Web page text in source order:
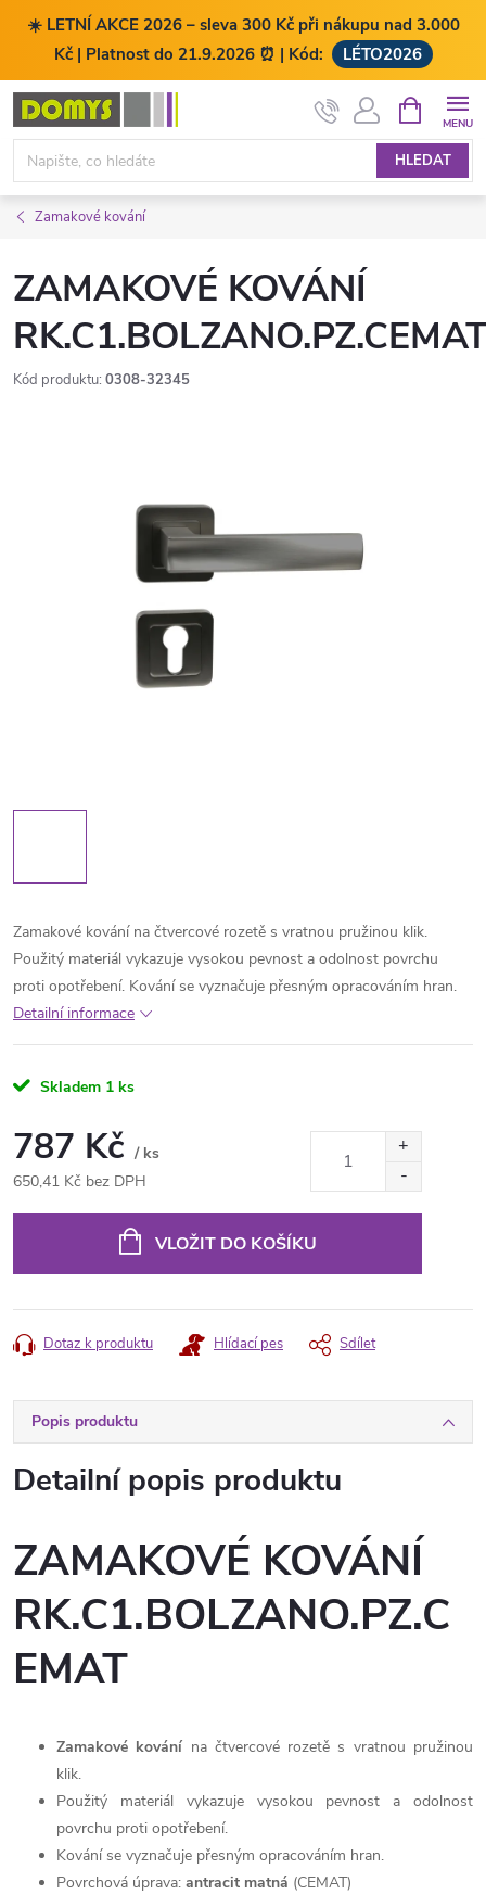
☀️ LETNÍ AKCE 2026 – sleva 300 Kč při nákupu nad 3.000
Kč | Platnost do 21.9.2026 ⏰ | Kód:
LÉTO2026
Přejít
obsah
HLEDAT
NÁKUPNÍ
KOŠÍK
Zamakové kování
ZAMAKOVÉ KOVÁNÍ
Kód produktu: 0308-32345
Zamakové kování na čtvercové rozetě s vratnou pružinou klik.
Použitý materiál vykazuje vysokou pevnost a odolnost povrchu
proti opotřebení. Kování se vyznačuje přesným opracováním hran.
Detailní informace
Skladem 1 ks
787 Kč / ks
650,41 Kč bez DPH
VLOŽIT DO KOŠÍKU
Dotaz k produktu Hlídací pes Sdílet
Popis produktu
Detailní popis produktu
ZAMAKOVÉ KOVÁNÍ
RK.C1.BOLZANO.PZ.C
EMAT
Zamakové kování na čtvercové rozetě s vratnou pružinou
klik.
Použitý materiál vykazuje vysokou pevnost a odolnost
povrchu proti opotřebení.
Kování se vyznačuje přesným opracováním hran.
Povrchová úprava: antracit matná (CEMAT)